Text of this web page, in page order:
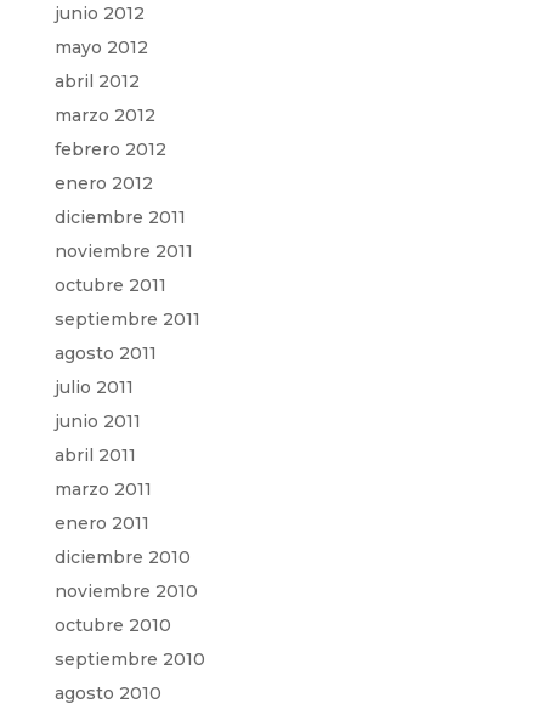
junio 2012
mayo 2012
abril 2012
marzo 2012
febrero 2012
enero 2012
diciembre 2011
noviembre 2011
octubre 2011
septiembre 2011
agosto 2011
julio 2011
junio 2011
abril 2011
marzo 2011
enero 2011
diciembre 2010
noviembre 2010
octubre 2010
septiembre 2010
agosto 2010